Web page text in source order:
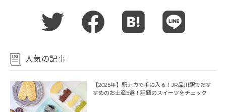
人気の記事
【2025年】駅ナカで手に入る！JR品川駅でおす
すめのお土産5選！話題のスイーツをチェック